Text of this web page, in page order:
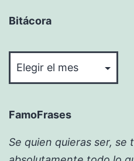
Bitácora
FamoFrases
Se quien quieras ser, se